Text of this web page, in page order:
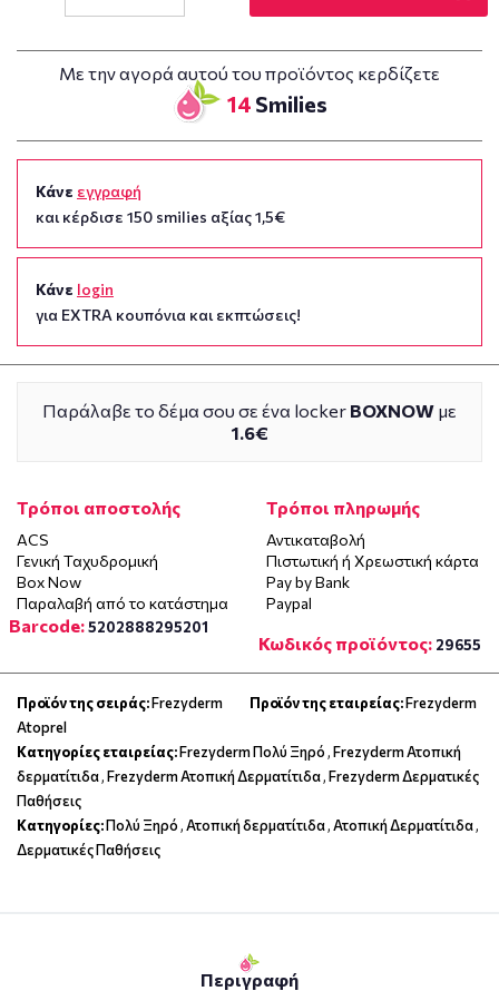
Με την αγορά αυτού του προϊόντος κερδίζετε
14 Smilies
Κάνε εγγραφή
και κέρδισε 150 smilies αξίας 1,5€
Κάνε login
για EXTRA κουπόνια και εκπτώσεις!
Παράλαβε το δέμα σου σε ένα locker BOXNOW με
1.6€
Τρόποι αποστολής
ACS
Γενική Ταχυδρομική
Box Now
Παραλαβή από το κατάστημα
Τρόποι πληρωμής
Αντικαταβολή
Πιστωτική ή Χρεωστική κάρτα
Pay by Bank
Paypal
Barcode:5202888295201
Κωδικός προϊόντος: 29655
Προϊόν της σειράς:Frezyderm
Atoprel
Προϊόν της εταιρείας:Frezyderm
Κατηγορίες εταιρείας:Frezyderm Πολύ Ξηρό,Frezyderm Ατοπική
δερματίτιδα,Frezyderm Ατοπική Δερματίτιδα,Frezyderm Δερματικές
Παθήσεις
Κατηγορίες:Πολύ Ξηρό,Ατοπική δερματίτιδα,Ατοπική Δερματίτιδα,
Δερματικές Παθήσεις
Περιγραφή